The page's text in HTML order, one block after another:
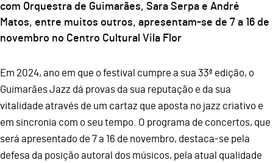
com Orquestra de Guimarães, Sara Serpa e André
Matos, entre muitos outros, apresentam-se de 7 a 16 de
novembro no Centro Cultural Vila Flor
Em 2024, ano em que o festival cumpre a sua 33ª edição, o
Guimarães Jazz dá provas da sua reputação e da sua
vitalidade através de um cartaz que aposta no jazz criativo e
em sincronia com o seu tempo. O programa de concertos, que
será apresentado de 7 a 16 de novembro, destaca-se pela
defesa da posição autoral dos músicos, pela atual qualidade